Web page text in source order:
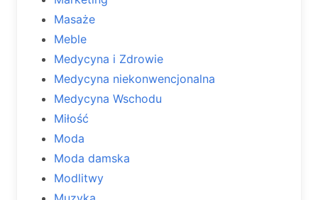
Masaże
Meble
Medycyna i Zdrowie
Medycyna niekonwencjonalna
Medycyna Wschodu
Miłość
Moda
Moda damska
Modlitwy